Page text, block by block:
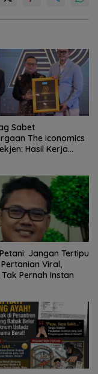
Sabet
The Iconomics
Hasil Kerja
Jangan Tertipu
Viral,
Pernah Instan